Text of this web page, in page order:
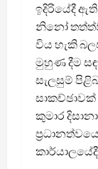
ඉදිරියේදී
නිනෝ
විය හැකි
මුහුණ දීම
සැලසුම්
කුමාර